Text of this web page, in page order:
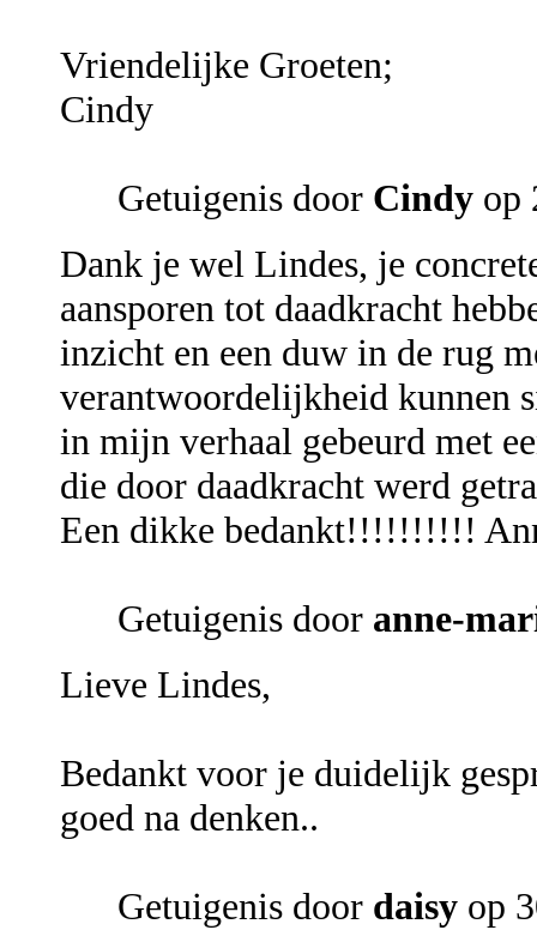
Vriendelijke Groeten;
Cindy
Getuigenis door Cindy op
Dank je wel Lindes, je
aansporen tot daadkracht
inzicht en een duw in de rug
verantwoordelijkheid kunnen
in mijn verhaal gebeurd met
die door daadkracht werd
Een dikke bedankt!!!!!!!!!!
Getuigenis door anne-
Lieve Lindes,
Bedankt voor je duidelijk
goed na denken..
Getuigenis door daisy op